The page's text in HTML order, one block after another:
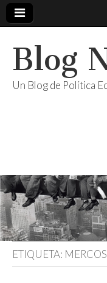
Blog
Un Blog de Política
ETIQUETA: